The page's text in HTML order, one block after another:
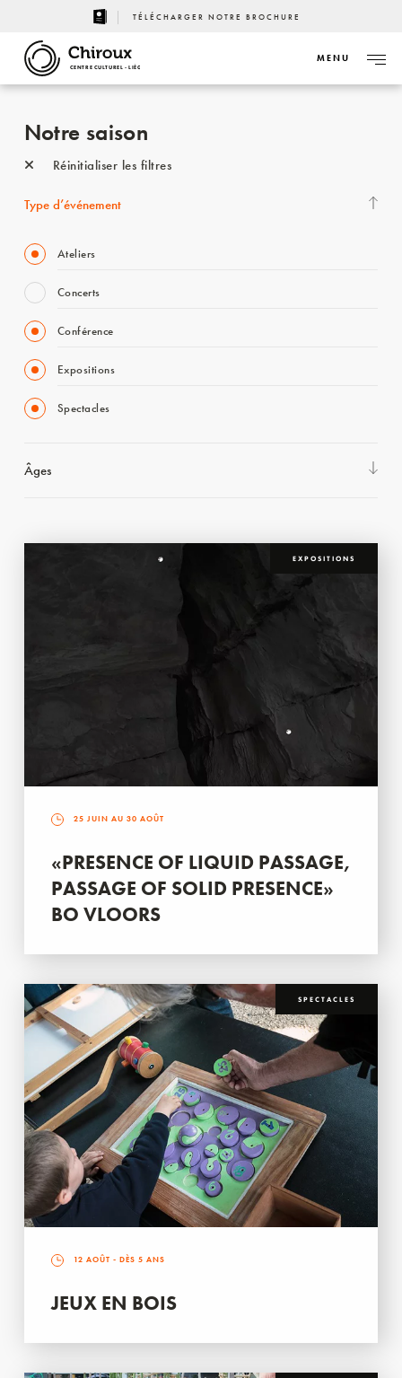
TÉLÉCHARGER NOTRE BROCHURE
CENTRE CULTUREL - LIÈGE
MENU
Notre saison
Réinitialiser les filtres
Type d’événement
Ateliers
Concerts
Conférence
Expositions
Spectacles
Âges
EXPOSITIONS
25 JUIN AU 30 AOÛT
«PRESENCE OF LIQUID PASSAGE,
PASSAGE OF SOLID PRESENCE»
BO VLOORS
SPECTACLES
12 AOÛT - DÈS 5 ANS
JEUX EN BOIS